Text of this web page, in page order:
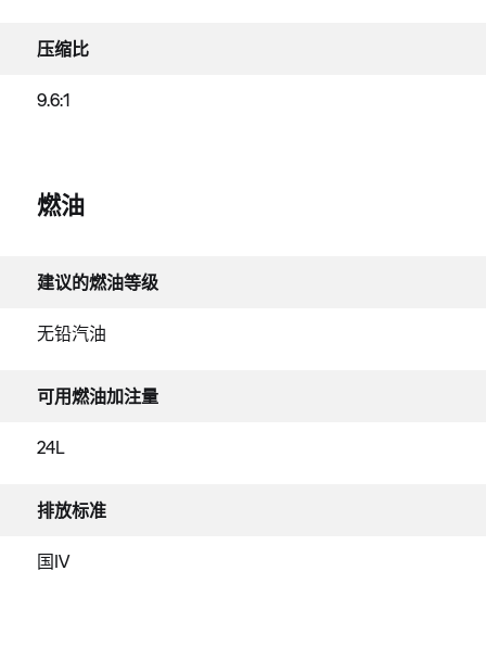
压缩比
9.6:1
燃油
建议的燃油等级
无铅汽油
可用燃油加注量
24L
排放标准
国IV